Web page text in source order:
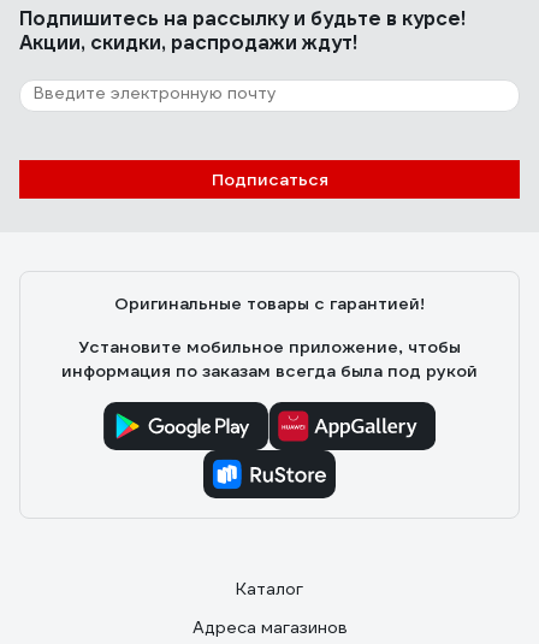
Подпишитесь на рассылкуи будьте в курсе!
Акции, скидки, распродажи ждут!
Подписаться
Оригинальные товары с гарантией!
Установите мобильное приложение, чтобы
информация по заказам всегда была под рукой
Каталог
Адреса магазинов